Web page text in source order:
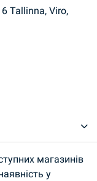
Tallinna, Viro,
магазинів
у